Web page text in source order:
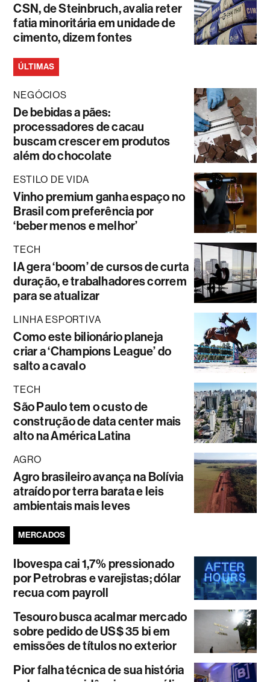
CSN, de Steinbruch, avalia reter
fatia minoritária em unidade de
cimento, dizem fontes
ÚLTIMAS
NEGÓCIOS
De bebidas a pães:
processadores de cacau
buscam crescer em produtos
além do chocolate
ESTILO DE VIDA
Vinho premium ganha espaço no
Brasil com preferência por
‘beber menos e melhor’
TECH
IA gera ‘boom’ de cursos de curta
duração, e trabalhadores correm
para se atualizar
LINHA ESPORTIVA
Como este bilionário planeja
criar a ‘Champions League’ do
salto a cavalo
TECH
São Paulo tem o custo de
construção de data center mais
alto na América Latina
AGRO
Agro brasileiro avança na Bolívia
atraído por terra barata e leis
ambientais mais leves
MERCADOS
Ibovespa cai 1,7% pressionado
por Petrobras e varejistas; dólar
recua com payroll
Tesouro busca acalmar mercado
sobre pedido de US$ 35 bi em
emissões de títulos no exterior
Pior falha técnica de sua história